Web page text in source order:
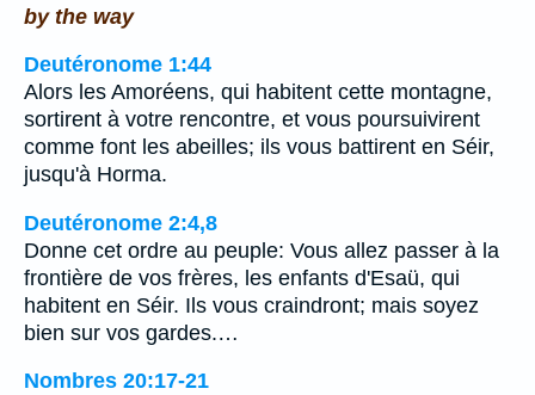
by the way
Deutéronome 1:44
Alors les Amoréens, qui habitent cette montagne,
sortirent à votre rencontre, et vous poursuivirent
comme font les abeilles; ils vous battirent en Séir,
jusqu'à Horma.
Deutéronome 2:4,8
Donne cet ordre au peuple: Vous allez passer à la
frontière de vos frères, les enfants d'Esaü, qui
habitent en Séir. Ils vous craindront; mais soyez
bien sur vos gardes.…
Nombres 20:17-21